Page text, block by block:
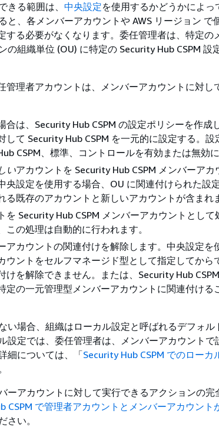
きる範囲は、 中央設定を使用するかどうかによっ
と、各メンバーアカウントや AWS リージョン で
する必要がなくなります。委任管理者は、特定の
の組織単位 (OU) に特定の Security Hub CSPM 設
管理者アカウントは、メンバーアカウントに対し
合は、Security Hub CSPM の設定ポリシーを作成
して Security Hub CSPM を一元的に設定する。設
CSPM、標準、コントロールを有効または無効に
いアカウントを Security Hub CSPM メンバーアカ
央設定を使用する場合、OU に関連付けられた設
る既存のアカウントと新しいアカウントが含まれ
を Security Hub CSPM メンバーアカウントとして
この処理は自動的に行われます。
アカウントの関連付けを解除します。中央設定を
ウントをセルフマネージド型として指定してから
けを解除できません。または、Security Hub
定の一元管理型メンバーアカウントに関連付ける
い場合、組織はローカル設定と呼ばれるデフォル
設定では、委任管理者は、メンバーアカウントで
細については、「Security Hub CSPM でのローカ
ーアカウントに対して実行できるアクションの完
CSPM で管理者アカウントとメンバーアカウント
さい。